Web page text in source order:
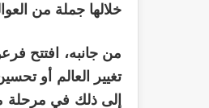
خلالها جملة من
من جانبه، افتتح
تغيير العالم أو
إلى ذلك في مرحلة